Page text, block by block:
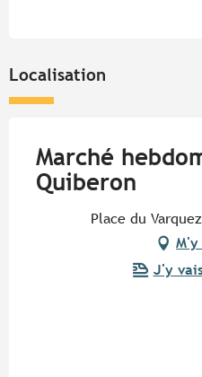
Localisation
Marché
Quiberon
Place du
J'y